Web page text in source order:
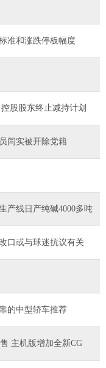
准和涨跌停板幅度
股股东终止减持计划
闫实被开除党籍
产线日产纯碱4000多吨
口或与球迷抗议有关
的中型轿车推荐
主机版增加全新CG